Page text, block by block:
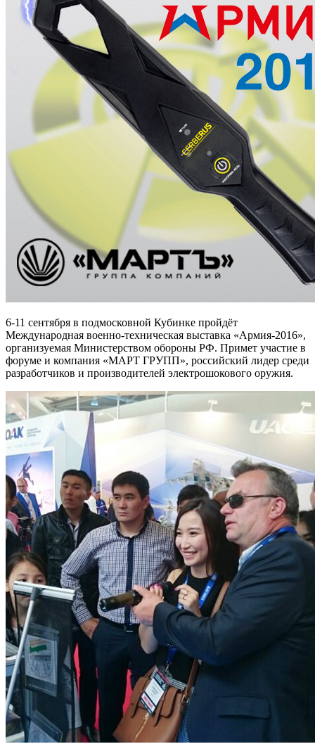
6-11 сентября в подмосковной Кубинке пройдёт
Международная военно-техническая выставка «Армия-2016»,
организуемая Министерством обороны РФ. Примет участие в
форуме и компания «МАРТ ГРУПП», российский лидер среди
разработчиков и производителей электрошокового оружия.